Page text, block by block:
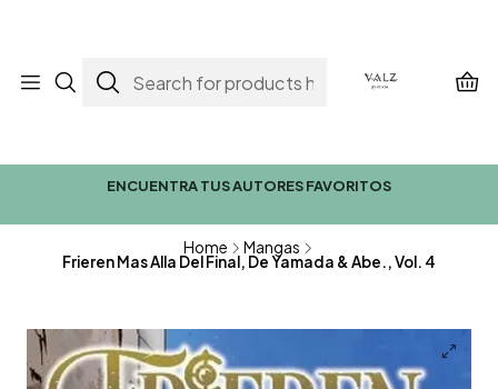
ENCUENTRA TUS AUTORES FAVORITOS
Home Mangas
Frieren Mas Alla Del Final, De Yamada & Abe., Vol. 4